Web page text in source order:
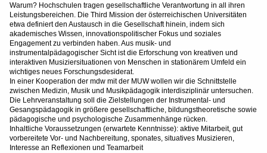
Warum? Hochschulen tragen gesellschaftliche Verantwortung in all ihren
Leistungsbereichen. Die Third Mission der österreichischen Universitäten
etwa definiert den Austausch in die Gesellschaft hinein, indem sich
akademisches Wissen, innovationspolitischer Fokus und soziales
Engagement zu verbinden haben. Aus musik- und
instrumentalpädagogischer Sicht ist die Erforschung von kreativen und
interaktiven Musiziersituationen von Menschen in stationärem Umfeld ein
wichtiges neues Forschungsdesiderat.
In einer Kooperation der mdw mit der MUW wollen wir die Schnittstelle
zwischen Medizin, Musik und Musikpädagogik interdisziplinär untersuchen.
Die Lehrveranstaltung soll die Zielstellungen der Instrumental- und
Gesangspädagogik in größere gesellschaftliche, bildungstheoretische sowie
pädagogische und psychologische Zusammenhänge rücken.
Inhaltliche Voraussetzungen (erwartete Kenntnisse): aktive Mitarbeit, gut
vorbereitete Vor- und Nachbereitung, sponates, situatives Musizieren,
Interesse an Reflexionen und Teamarbeit